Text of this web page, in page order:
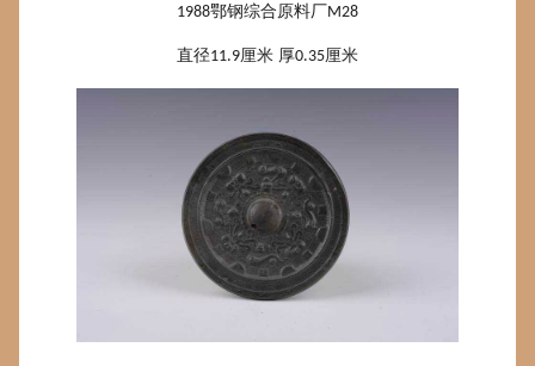
1988鄂钢综合原料厂M28
直径11.9厘米 厚0.35厘米